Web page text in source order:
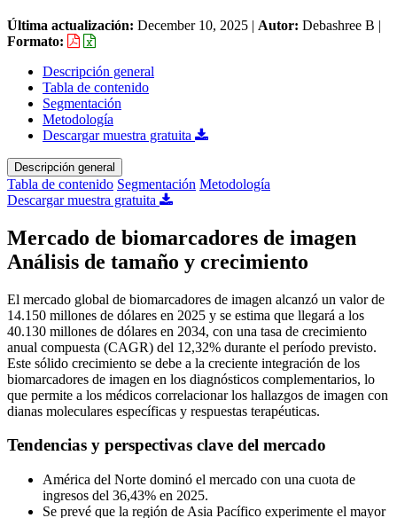
Última actualización: December 10, 2025 | Autor: Debashree B |
Formato:
Descripción general
Tabla de contenido
Segmentación
Metodología
Descargar muestra gratuita
Descripción general
Tabla de contenido Segmentación Metodología
Descargar muestra gratuita
Mercado de biomarcadores de imagen
Análisis de tamaño y crecimiento
El mercado global de biomarcadores de imagen alcanzó un valor de
14.150 millones de dólares en 2025 y se estima que llegará a los
40.130 millones de dólares en 2034, con una tasa de crecimiento
anual compuesta (CAGR) del 12,32% durante el período previsto.
Este sólido crecimiento se debe a la creciente integración de los
biomarcadores de imagen en los diagnósticos complementarios, lo
que permite a los médicos correlacionar los hallazgos de imagen con
dianas moleculares específicas y respuestas terapéuticas.
Tendencias y perspectivas clave del mercado
América del Norte dominó el mercado con una cuota de
ingresos del 36,43% en 2025.
Se prevé que la región de Asia Pacífico experimente el mayor